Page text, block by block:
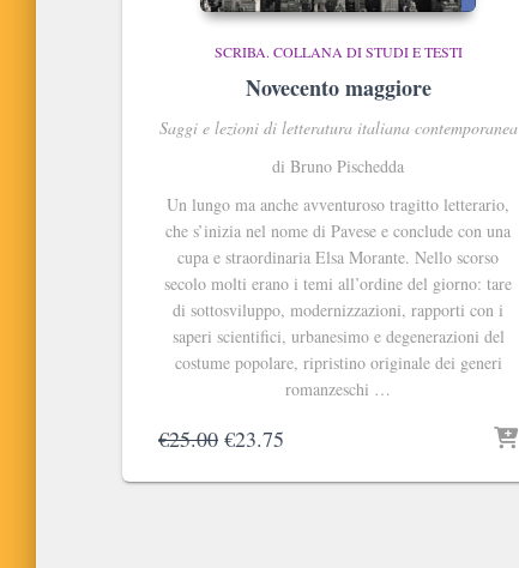
SCRIBA. COLLANA DI STUDI E TESTI
Novecento maggiore
Saggi e lezioni di letteratura italiana contemporanea
di Bruno Pischedda
Un lungo ma anche avventuroso tragitto letterario,
che s’inizia nel nome di Pavese e conclude con una
cupa e straordinaria Elsa Morante. Nello scorso
secolo molti erano i temi all’ordine del giorno: tare
di sottosviluppo, modernizzazioni, rapporti con i
saperi scientifici, urbanesimo e degenerazioni del
costume popolare, ripristino originale dei generi
romanzeschi …
€25.00 Il
originale
€23.75
attuale